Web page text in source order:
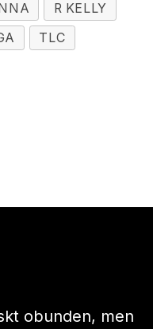
R KELLY
TLC
obunden, men